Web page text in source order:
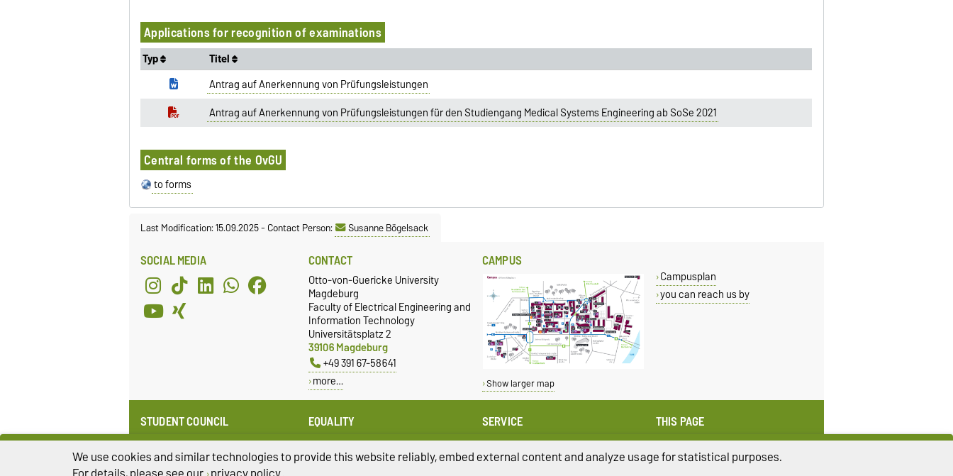
Applications for recognition of examinations
Typ
Titel
Antrag auf Anerkennung von Prüfungsleistungen
Antrag auf Anerkennung von Prüfungsleistungen für den Studiengang Medical Systems Engineering ab SoSe 2021
Central forms of the OvGU
to forms
Last Modification: 15.09.2025-Contact Person: Susanne Bögelsack
SOCIAL MEDIA CONTACT
Otto-von-Guericke University
Magdeburg
Faculty of Electrical Engineering and
Information Technology
Universitätsplatz 2
39106 Magdeburg
+49 391 67-58641
more…
CAMPUS
Show larger map
Campusplan
you can reach us by
STUDENT COUNCIL
Website
Facebook
EQUALITY
Equal Oppportunities
Representative of the FEIT
SERVICE
University Computing Centre
Campus Welcome Center
THIS PAGE
Read aloud
Print
We use cookies and similar technologies to provide this website reliably, embed external content and analyze usage for statistical purposes.